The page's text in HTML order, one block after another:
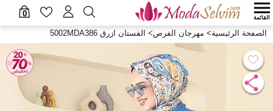
0 القائمة
الصفحة الرئيسية> مهرجان الفرص> الفستان ازرق 5002MDA386